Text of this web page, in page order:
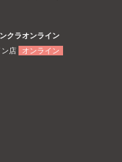
クラオンライン
ン店 オンライン